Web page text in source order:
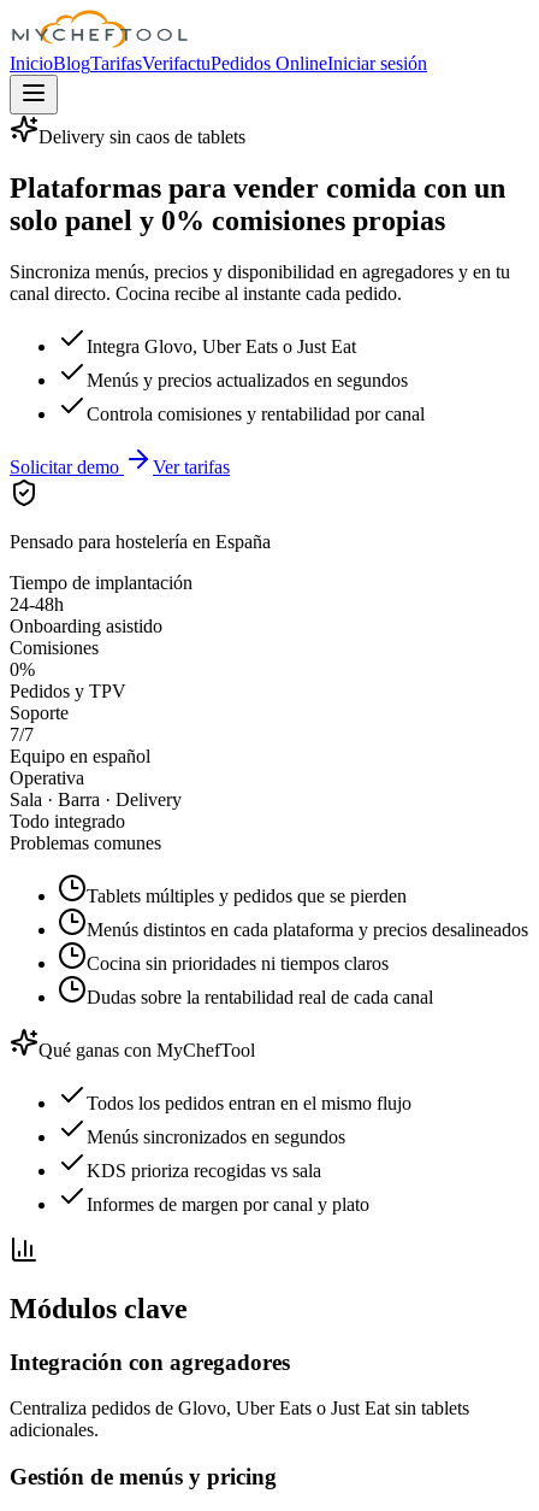
MyChefTool
InicioBlogTarifasVerifactuPedidos OnlineIniciar sesión
Delivery sin caos de tablets
Plataformas para vender comida con un
solo panel y 0% comisiones propias
Sincroniza menús, precios y disponibilidad en agregadores y en tu
canal directo. Cocina recibe al instante cada pedido.
Integra Glovo, Uber Eats o Just Eat
Menús y precios actualizados en segundos
Controla comisiones y rentabilidad por canal
Solicitar demo Ver tarifas
Pensado para hostelería en España
Tiempo de implantación
24-48h
Onboarding asistido
Comisiones
0%
Pedidos y TPV
Soporte
7/7
Equipo en español
Operativa
Sala · Barra · Delivery
Todo integrado
Problemas comunes
Tablets múltiples y pedidos que se pierden
Menús distintos en cada plataforma y precios desalineados
Cocina sin prioridades ni tiempos claros
Dudas sobre la rentabilidad real de cada canal
Qué ganas con MyChefTool
Todos los pedidos entran en el mismo flujo
Menús sincronizados en segundos
KDS prioriza recogidas vs sala
Informes de margen por canal y plato
Módulos clave
Integración con agregadores
Centraliza pedidos de Glovo, Uber Eats o Just Eat sin tablets
adicionales.
Gestión de menús y pricing